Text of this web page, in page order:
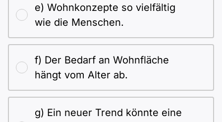
e) Wohnkonzepte so vielfältig
wie die Menschen.
f) Der Bedarf an Wohnfläche
hängt vom Alter ab.
g) Ein neuer Trend könnte eine